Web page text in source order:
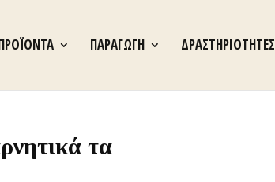
ΠΑΡΑΓΩΓΗ ΔΡΑΣΤΗΡΙΟΤΗΤΕΣ
τα